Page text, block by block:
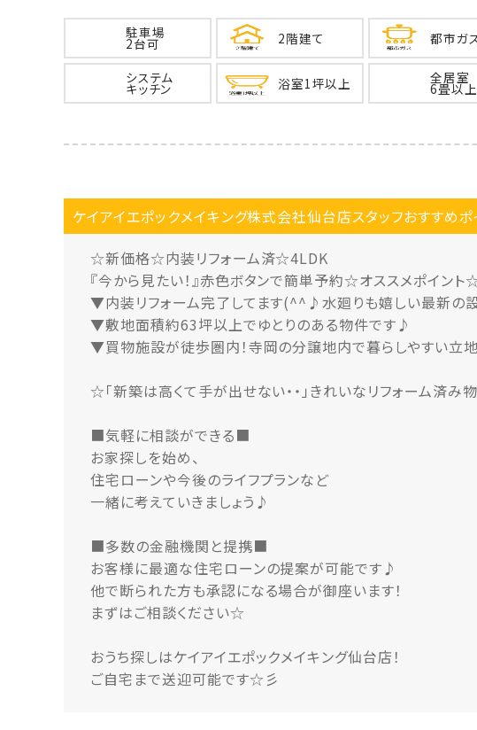
駐車場
2台可 2階建て 都市ガス
システム
キッチン 浴室1坪以上 全居室
6畳以上
ケイアイエポックメイキング株式会社仙台店スタッフおすすめポ
☆新価格☆内装リフォーム済☆4LDK
『今から見たい！』赤色ボタンで簡単予約☆オススメポイント
▼内装リフォーム完了してます(^^♪水廻りも嬉しい最新の
▼敷地面積約63坪以上でゆとりのある物件です♪
▼買物施設が徒歩圏内！寺岡の分譲地内で暮らしやすい立
☆「新築は高くて手が出せない・・」きれいなリフォーム済み
■気軽に相談ができる■
お家探しを始め、
住宅ローンや今後のライフプランなど
一緒に考えていきましょう♪
■多数の金融機関と提携■
お客様に最適な住宅ローンの提案が可能です♪
他で断られた方も承認になる場合が御座います！
まずはご相談ください☆
おうち探しはケイアイエポックメイキング仙台店！
ご自宅まで送迎可能です☆彡